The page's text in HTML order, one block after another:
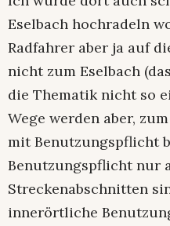
Eselbach hochradeln
Radfahrer aber ja auf
nicht zum Eselbach
die Thematik nicht so
Wege werden aber,
mit Benutzungspflicht
Benutzungspflicht nur
Streckenabschnitten
innerörtliche